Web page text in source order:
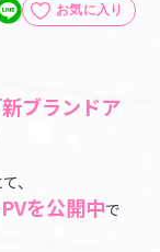
ムコID Link設定
お気に入り
新ブランドア
、
を公開中で